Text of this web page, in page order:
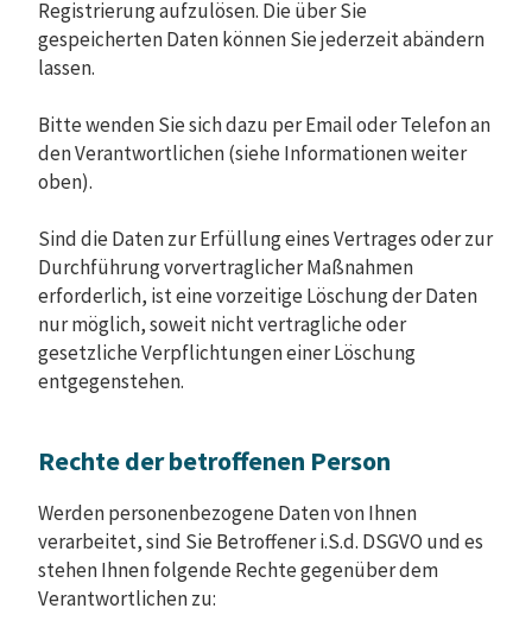
Registrierung aufzulösen. Die über Sie
gespeicherten Daten können Sie jederzeit abändern
lassen.
Bitte wenden Sie sich dazu per Email oder Telefon an
den Verantwortlichen (siehe Informationen weiter
oben).
Sind die Daten zur Erfüllung eines Vertrages oder zur
Durchführung vorvertraglicher Maßnahmen
erforderlich, ist eine vorzeitige Löschung der Daten
nur möglich, soweit nicht vertragliche oder
gesetzliche Verpflichtungen einer Löschung
entgegenstehen.
Rechte der betroffenen Person
Werden personenbezogene Daten von Ihnen
verarbeitet, sind Sie Betroffener i.S.d. DSGVO und es
stehen Ihnen folgende Rechte gegenüber dem
Verantwortlichen zu: